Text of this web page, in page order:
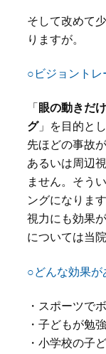
そして改めて
りますが。
○ビジョント
「 眼の動きだ
グ」を目的と
先ほどの事故
あるいは周辺
ません。そう
ングになります
視力にも効果
については当
○どんな効果が
・スポーツで
・子どもが勉
・小学校の子